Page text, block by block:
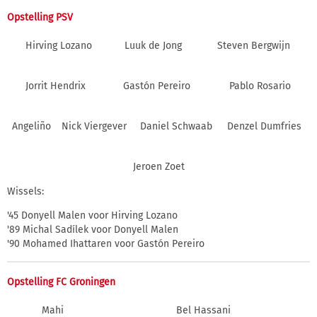
Opstelling PSV
Hirving Lozano Luuk de Jong Steven Bergwijn
Jorrit Hendrix Gastón Pereiro Pablo Rosario
Angeliño Nick Viergever Daniel Schwaab Denzel Dumfries
Jeroen Zoet
Wissels:
'45 Donyell Malen voor Hirving Lozano
'89 Michal Sadílek voor Donyell Malen
'90 Mohamed Ihattaren voor Gastón Pereiro
Opstelling FC Groningen
Mahi Bel Hassani